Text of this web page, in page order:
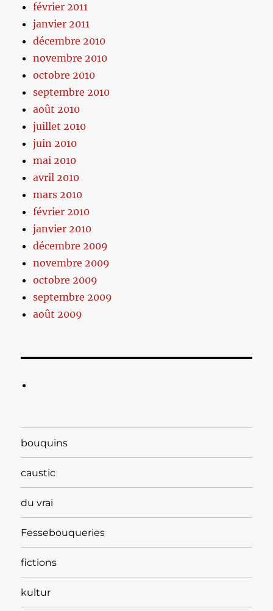
février 2011
janvier 2011
décembre 2010
novembre 2010
octobre 2010
septembre 2010
août 2010
juillet 2010
juin 2010
mai 2010
avril 2010
mars 2010
février 2010
janvier 2010
décembre 2009
novembre 2009
octobre 2009
septembre 2009
août 2009
bouquins
caustic
du vrai
Fessebouqueries
fictions
kultur